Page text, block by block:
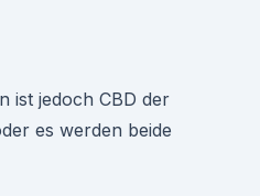
ist jedoch CBD der
es werden beide